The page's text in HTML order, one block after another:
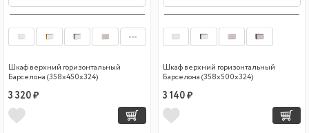
Шкаф верхний горизонтальный
Барселона (358х450х324)
3 320 ₽
Шкаф верхний горизонтальный
Барселона (358х500х324)
3 140 ₽